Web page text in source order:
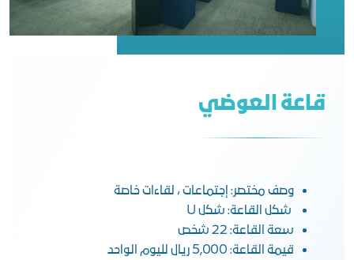
قاعة العوضي
وصف مختصر: إجتماعات ، لقاءات خاصة
شكل القاعة: شكل U
سعة القاعة: 22 شخص
قيمة القاعة: 5,000 ريال لليوم الواحد